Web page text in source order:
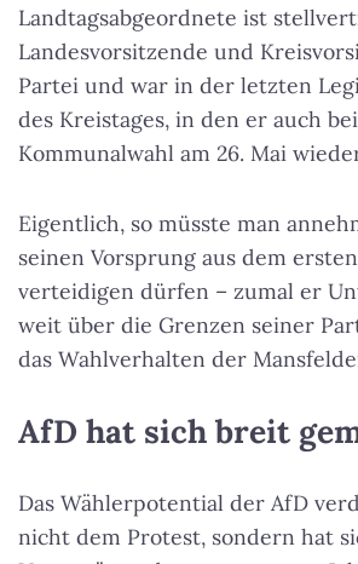
Landtagsabgeordnete ist
Landesvorsitzende und
Partei und war in der letzten
des Kreistages, in den er auch
Kommunalwahl am 26. Mai
Eigentlich, so müsste man
seinen Vorsprung aus dem
verteidigen dürfen – zumal er
weit über die Grenzen seiner
das Wahlverhalten der
AfD hat sich breit
Das Wählerpotential der AfD
nicht dem Protest, sondern hat